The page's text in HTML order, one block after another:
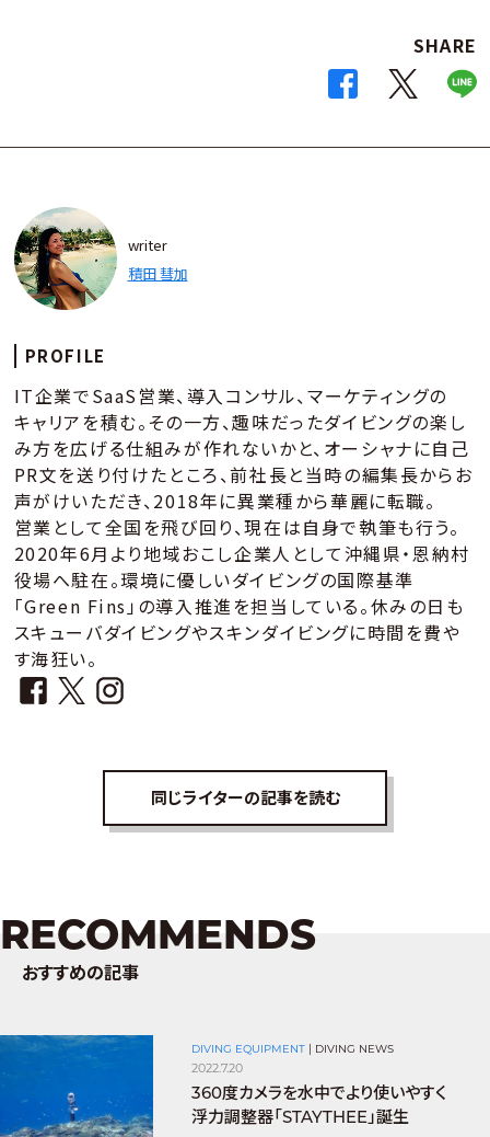
SHARE
writer
積田 彗加
PROFILE
IT企業でSaaS営業、導入コンサル、マーケティングの
キャリアを積む。その一方、趣味だったダイビングの楽し
み方を広げる仕組みが作れないかと、オーシャナに自己
PR文を送り付けたところ、前社長と当時の編集長からお
声がけいただき、2018年に異業種から華麗に転職。
営業として全国を飛び回り、現在は自身で執筆も行う。
2020年6月より地域おこし企業人として沖縄県・恩納村
役場へ駐在。環境に優しいダイビングの国際基準
「Green Fins」の導入推進を担当している。休みの日も
スキューバダイビングやスキンダイビングに時間を費や
す海狂い。
同じライターの記事を読む
RECOMMENDS
おすすめの記事
DIVING EQUIPMENT | DIVING NEWS
2022.7.20
360度カメラを水中でより使いやすく
浮力調整器「STAYTHEE」誕生